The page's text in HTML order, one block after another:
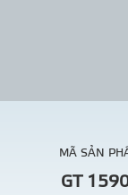
MÃ SẢN
GT